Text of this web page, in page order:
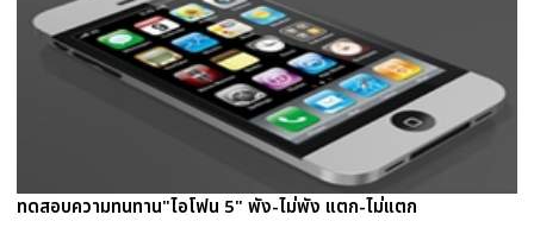
ทดสอบความทนทาน"ไอโฟน 5" พัง-ไม่พัง แตก-ไม่แตก